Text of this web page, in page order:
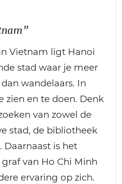
Vietnam ligt Hanoi
stad waar je meer
wandelaars. In
zien en te doen. Denk
van zowel de
stad, de bibliotheek
Daarnaast is het
van Ho Chi Minh
ervaring op zich.